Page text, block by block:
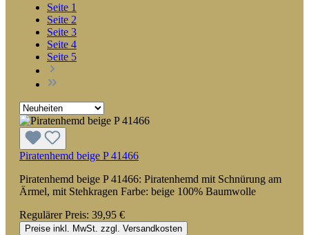
Seite 1
Seite 2
Seite 3
Seite 4
Seite 5
Piratenhemd beige P 41466
Piratenhemd beige P 41466: Piratenhemd mit Schnürung am
Ärmel, mit Stehkragen Farbe: beige 100% Baumwolle
Regulärer Preis: 39,95 €
Preise inkl. MwSt. zzgl. Versandkosten